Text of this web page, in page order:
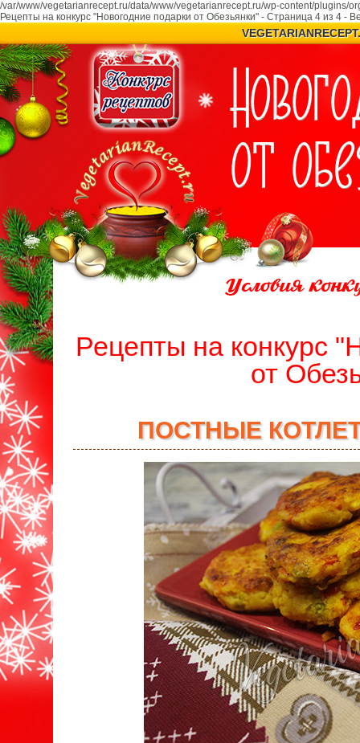
/var/www/vegetarianrecept.ru/data/www/vegetarianrecept.ru/wp-content/plugins/
Рецепты на конкурс "Новогодние подарки от Обезьянки" - Страница 4 из 4 -
Рецепты на конкурс
от
ПОСТНЫЕ